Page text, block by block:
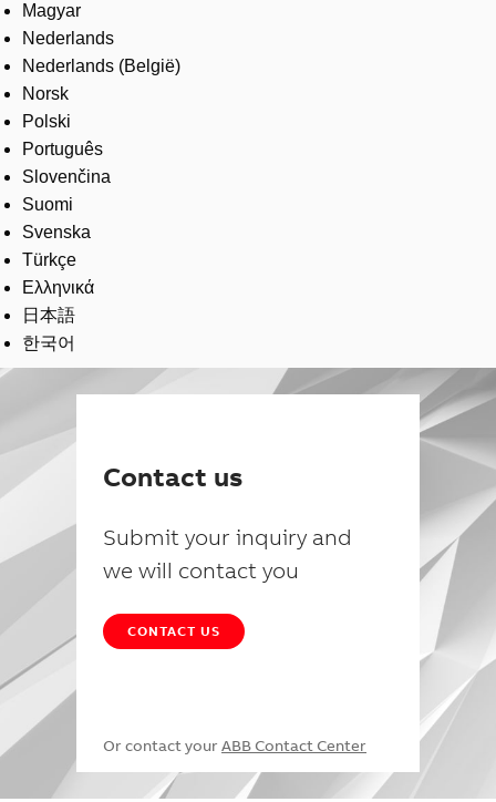
Magyar
Nederlands
Nederlands (België)
Norsk
Polski
Português
Slovenčina
Suomi
Svenska
Türkçe
Ελληνικά
日本語
한국어
Contact us
Submit your inquiry and
we will contact you
CONTACT US
Or contact your ABB Contact Center